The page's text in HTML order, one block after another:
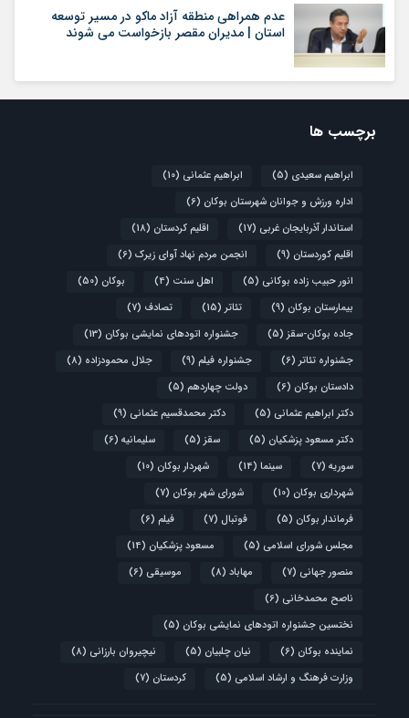
عدم همراهی منطقه آزاد ماکو در مسیر توسعه
استان | مدیران مقصر بازخواست می شوند
برچسب ها
ابراهیم سعیدی (5) ابراهیم عثمانی (10)
اداره ورزش و جوانان شهرستان بوکان (6)
استاندار آذربایجان غربی (17) اقلیم کردستان (18)
اقلیم کوردستان (9) انجمن مردم نهاد آوای زیرک (6)
انور حبیب زاده بوکانی (5) اهل سنت (4) بوکان (50)
بیمارستان بوکان (9) تئاتر (15) تصادف (7)
جاده بوکان-سقز (5) جشنواره اتودهای نمایشی بوکان (13)
جشنواره تئاتر (6) جشنواره فیلم (9) جلال محمودزاده (8)
دادستان بوکان (6) دولت چهاردهم (5)
دکتر ابراهیم عثمانی (5) دکتر محمدقسیم عثمانی (9)
دکتر مسعود پزشکیان (5) سقز (5) سلیمانیه (6)
سوریه (7) سینما (14) شهردار بوکان (10)
شهرداری بوکان (10) شورای شهر بوکان (7)
فرماندار بوکان (5) فوتبال (7) فیلم (6)
مجلس شورای اسلامی (5) مسعود پزشکیان (14)
منصور جهانی (7) مهاباد (8) موسیقی (6)
ناصح محمدخانی (6)
نختسین جشنواره اتودهای نمایشی بوکان (5)
نماینده بوکان (6) نیان چلبیان (5) نیچیروان بارزانی (8)
وزارت فرهنگ و ارشاد اسلامی (5) کردستان (7)